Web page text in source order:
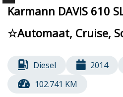
Karmann DAVIS 610
☆Automaat, Cruise,
Diesel 2014
102.741 KM